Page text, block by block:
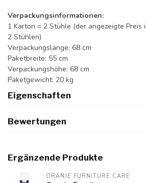
Verpackungsinformationen:
1 Karton = 2 Stühle (der angezeigte Preis
2 Stühlen)
Verpackungslänge: 68 cm
Paketbreite: 55 cm
Verpackungshöhe: 68 cm
Paketgewicht: 20 kg
Eigenschaften
Bewertungen
Ergänzende Produkte
ORANJE FURNITURE CARE